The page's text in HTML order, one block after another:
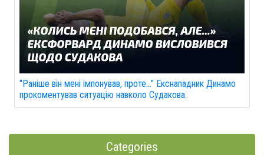
"Раніше він мені імпонував, проте..." Екснападник Динамо
прокоментував ситуацію навколо Судакова.
Categories